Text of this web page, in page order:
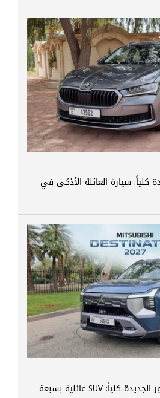
كلياً: سيارة العائلة الأذكى في
ميتسوبيشي دستنيتور الجديدة كلياً: SUV عائلية بسبعة